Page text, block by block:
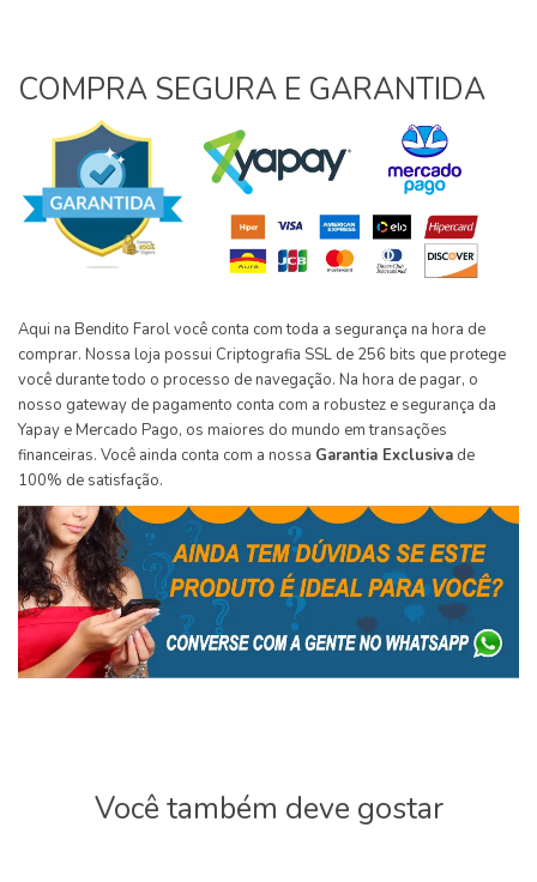
COMPRA SEGURA E GARANTIDA
Aqui na Bendito Farol você conta com toda a segurança na hora de
comprar. Nossa loja possui Criptografia SSL de 256 bits que protege
você durante todo o processo de navegação. Na hora de pagar, o
nosso gateway de pagamento conta com a robustez e segurança da
Yapay e Mercado Pago, os maiores do mundo em transações
financeiras. Você ainda conta com a nossa Garantia Exclusiva de
100% de satisfação.
Você também deve gostar